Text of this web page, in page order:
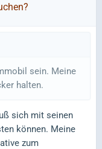
sein. Meine
halten.
sich mit seinen
können. Meine
zum